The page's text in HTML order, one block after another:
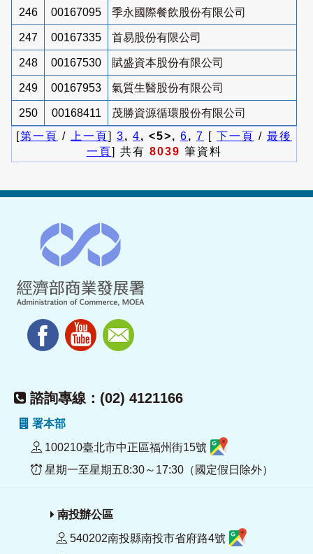
246 00167095 季永國際餐飲股份有限公司
247 00167335 首易股份有限公司
248 00167530 賦盛資本股份有限公司
249 00167953 氣質生醫股份有限公司
250 00168411
茂勝資源循環股份有限公司
[第一頁 / 上一頁] 3, 4, <5>, 6, 7 [ 下一頁 / 最後
一頁] 共有 8039 筆資料
諮詢專線：(02) 4121166
署本部
100210臺北市中正區福州街15號
星期一至星期五8:30～17:30（國定假日除外）
南投辦公區
540202南投縣南投市省府路4號